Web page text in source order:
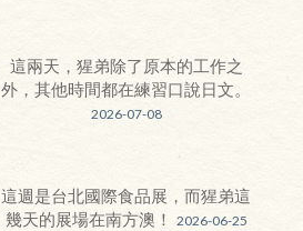
這兩天，猩弟除了原本的工作之
外，其他時間都在練習口說日文。
2026-07-08
這週是台北國際食品展，而猩弟這
幾天的展場在南方澳！
2026-06-25